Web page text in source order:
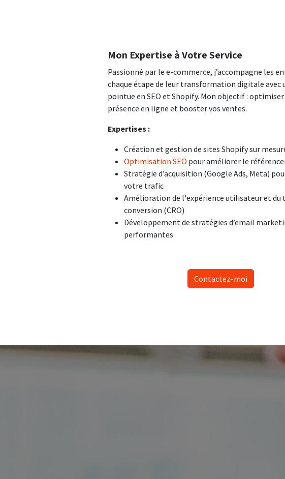
Mon Expertise à Votre Service
Passionné par le e-commerce, j’accompagne les
chaque étape de leur transformation digitale avec
pointue en SEO et Shopify. Mon objectif :
présence en ligne et booster vos ventes.
Expertises :
Création et gestion de sites Shopify sur
Optimisation SEO pour améliorer le
Stratégie d’acquisition (Google Ads, Meta)
votre trafic
Amélioration de l'expérience utilisateur et du
conversion (CRO)
Développement de stratégies d’email
performantes
Contactez-moi